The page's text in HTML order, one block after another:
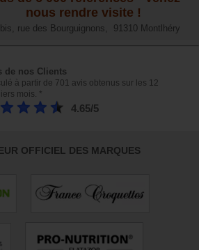
nous rendre visite !
rue des Bourguignons, 91310 Montlhéry
de nos Clients
à partir de 701 avis obtenus sur les 12
mois. *
4.65/5
OFFICIEL DES MARQUES